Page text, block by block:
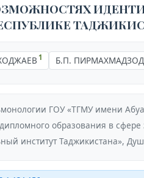
1 Б.П.
ГОУ «ТГМУ имени
образования в
институт Таджикистана»,